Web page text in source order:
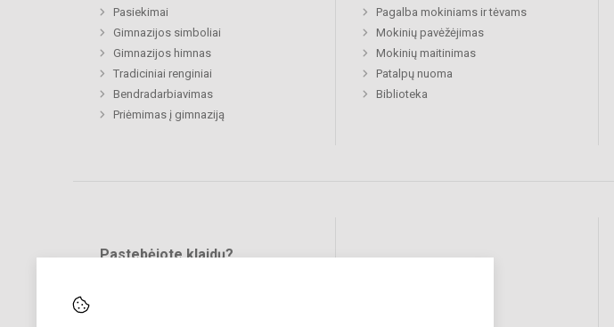
Pasiekimai
Gimnazijos simboliai
Gimnazijos himnas
Tradiciniai renginiai
Bendradarbiavimas
Priėmimas į gimnaziją
Pagalba mokiniams ir tėvams
Mokinių pavėžėjimas
Mokinių maitinimas
Patalpų nuoma
Biblioteka
Pastebėjote klaidų?